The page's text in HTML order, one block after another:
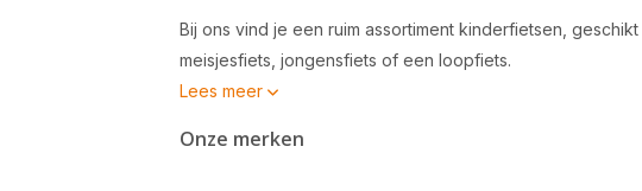
Bij ons vind je een ruim assortiment kinderfietsen,
meisjesfiets, jongensfiets of een loopfiets.
Lees meer
Onze merken